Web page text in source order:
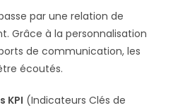
par une relation de
Grâce à la personnalisation
de communication, les
écoutés.
KPI (Indicateurs Clés de